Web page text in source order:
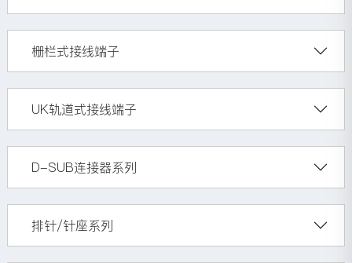
栅栏式接线端子
UK轨道式接线端子
D-SUB连接器系列
排针/针座系列